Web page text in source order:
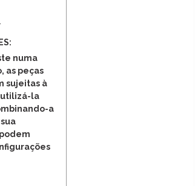
numa
as peças
sujeitas à
utilizá-la
a